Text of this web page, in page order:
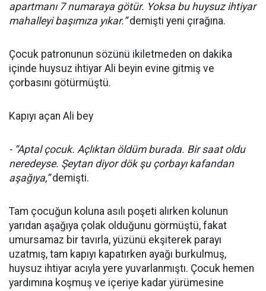
apartmanı 7 numaraya götür. Yoksa bu huysuz ihtiyar
mahalleyi başımıza yıkar.”demişti yeni çırağına.
Çocuk patronunun sözünü ikiletmeden on dakika
içinde huysuz ihtiyar Ali beyin evine gitmiş ve
çorbasını götürmüştü.
Kapıyı açan Ali bey
- “Aptal çocuk. Açlıktan öldüm burada. Bir saat oldu
neredeyse. Şeytan diyor dök şu çorbayı kafandan
aşağıya,”demişti.
Tam çocuğun koluna asılı poşeti alırken kolunun
yarıdan aşağıya çolak olduğunu görmüştü, fakat
umursamaz bir tavırla, yüzünü ekşiterek parayı
uzatmış, tam kapıyı kapatırken ayağı burkulmuş,
huysuz ihtiyar acıyla yere yuvarlanmıştı. Çocuk hemen
yardımına koşmuş ve içeriye kadar yürümesine